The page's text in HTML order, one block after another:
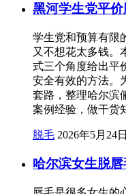
黑河学生党平
学生党和预算有限
又不想花太多钱。
式三个角度给出平
安全有效的方法。
套路，整理哈尔滨
案例经验，做干货
脱毛 2026年5月24日
哈尔滨女生脱